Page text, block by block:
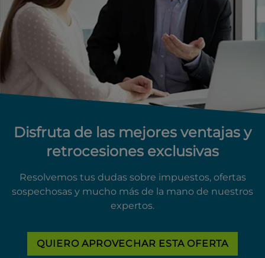
Disfruta de las mejores ventajas y
retrocesiones exclusivas
Resolvemos tus dudas sobre impuestos, ofertas
sospechosas y mucho más de la mano de nuestros
expertos.
QUIERO APROVECHAR ESTA OFERTA